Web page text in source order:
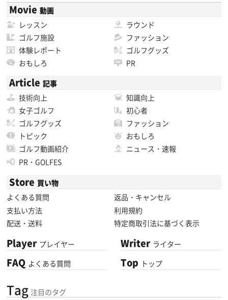
Movie 動画
レッスン
ラウンド
ゴルフ施設
ファッション
体験レポート
ゴルフグッズ
おもしろ
PR
Article 記事
技術向上
知識向上
女子ゴルフ
初心者
ゴルフグッズ
ファッション
トピック
おもしろ
ゴルフ動画紹介
ニュース・速報
PR・GOLFES
Store 買い物
よくある質問
返品・キャンセル
支払い方法
利用規約
配送・送料
特定商取引法に基づく表示
Player プレイヤー
FAQ よくある質問
Writer ライター
Top トップ
Tag 注目のタグ